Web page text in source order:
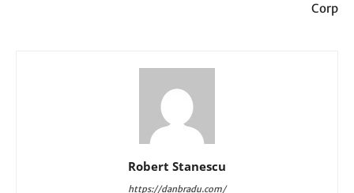
Corp
Robert Stanescu
https://danbradu.com/